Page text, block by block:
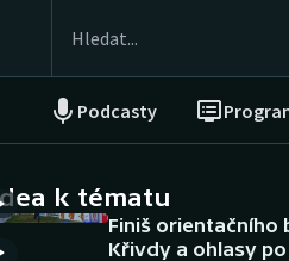
Podcasty
NEPŘEHLÉDNĚTE
Historické návraty
k tématu
Finiš orientačního
Křivdy a ohlasy